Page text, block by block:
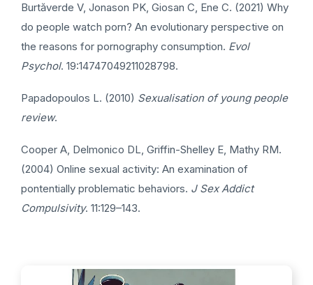
Burtăverde V, Jonason PK, Giosan C, Ene C. (2021) Why
do people watch porn? An evolutionary perspective on
the reasons for pornography consumption. Evol
Psychol. 19:14747049211028798.
Papadopoulos L. (2010) Sexualisation of young people
review.
Cooper A, Delmonico DL, Griffin-Shelley E, Mathy RM.
(2004) Online sexual activity: An examination of
pontentially problematic behaviors. J Sex Addict
Compulsivity. 11:129–143.